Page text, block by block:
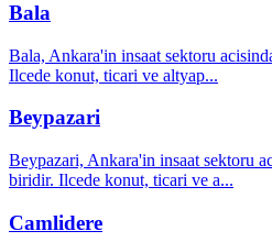
Bala
Bala, Ankara'in insaat sektoru
Ilcede konut, ticari ve altyap...
Beypazari
Beypazari, Ankara'in insaat sektoru
biridir. Ilcede konut, ticari ve a...
Camlidere